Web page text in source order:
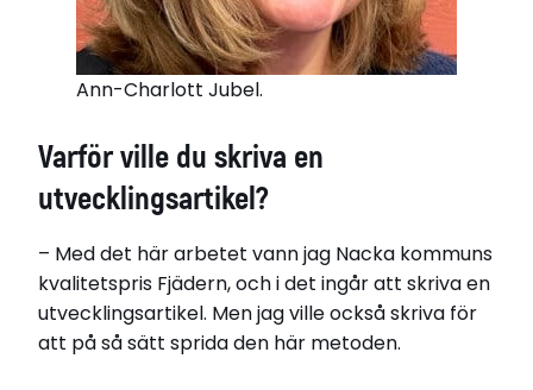
Ann-Charlott Jubel.
Varför ville du skriva en
utvecklingsartikel?
– Med det här arbetet vann jag Nacka kommuns
kvalitetspris Fjädern, och i det ingår att skriva en
utvecklingsartikel. Men jag ville också skriva för
att på så sätt sprida den här metoden.